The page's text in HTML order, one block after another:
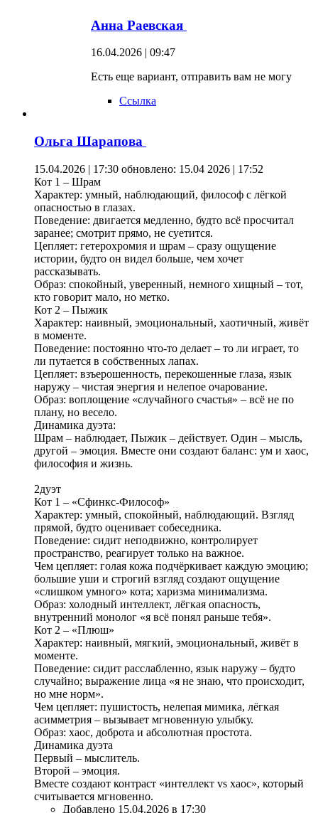
Анна Раевская
16.04.2026 | 09:47
Есть еще вариант, отправить вам не могу
Ссылка
Ольга Шарапова
15.04.2026 | 17:30 обновлено: 15.04 2026 | 17:52
Кот 1 – Шрам
Характер: умный, наблюдающий, философ с лёгкой
опасностью в глазах.
Поведение: двигается медленно, будто всё просчитал
заранее; смотрит прямо, не суетится.
Цепляет: гетерохромия и шрам – сразу ощущение
истории, будто он видел больше, чем хочет
рассказывать.
Образ: спокойный, уверенный, немного хищный – тот,
кто говорит мало, но метко.
Кот 2 – Пыжик
Характер: наивный, эмоциональный, хаотичный, живёт
в моменте.
Поведение: постоянно что-то делает – то ли играет, то
ли путается в собственных лапах.
Цепляет: взъерошенность, перекошенные глаза, язык
наружу – чистая энергия и нелепое очарование.
Образ: воплощение «случайного счастья» – всё не по
плану, но весело.
Динамика дуэта:
Шрам – наблюдает, Пыжик – действует. Один – мысль,
другой – эмоция. Вместе они создают баланс: ум и хаос,
философия и жизнь.
2дуэт
Кот 1 – «Сфинкс‑Философ»
Характер: умный, спокойный, наблюдающий. Взгляд
прямой, будто оценивает собеседника.
Поведение: сидит неподвижно, контролирует
пространство, реагирует только на важное.
Чем цепляет: голая кожа подчёркивает каждую эмоцию;
большие уши и строгий взгляд создают ощущение
«слишком умного» кота; харизма минимализма.
Образ: холодный интеллект, лёгкая опасность,
внутренний монолог «я всё понял раньше тебя».
Кот 2 – «Плюш»
Характер: наивный, мягкий, эмоциональный, живёт в
моменте.
Поведение: сидит расслабленно, язык наружу – будто
случайно; выражение лица «я не знаю, что происходит,
но мне норм».
Чем цепляет: пушистость, нелепая мимика, лёгкая
асимметрия – вызывает мгновенную улыбку.
Образ: хаос, доброта и абсолютная простота.
Динамика дуэта
Первый – мыслитель.
Второй – эмоция.
Вместе создают контраст «интеллект vs хаос», который
считывается мгновенно.
Добавлено 15.04.2026 в 17:30